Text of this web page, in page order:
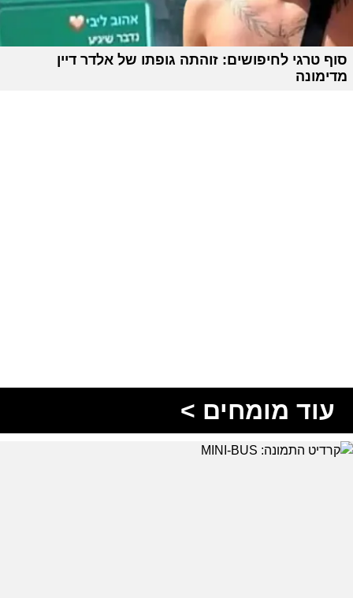
סוף טרגי לחיפושים: זוהתה גופתו של אלדר דיין
מדימונה
עוד מומחים >